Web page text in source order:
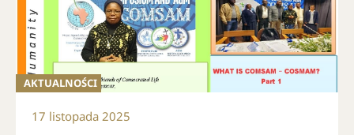
AKTUALNOŚCI
17 listopada 2025